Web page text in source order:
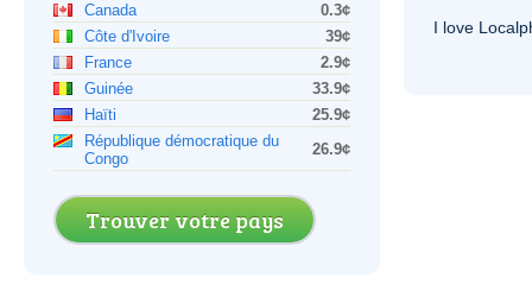
Canada
0.3¢
Côte d'Ivoire
39¢
France
2.9¢
Guinée
33.9¢
Haïti
25.9¢
République démocratique du
Congo
26.9¢
Trouver votre pays
I love